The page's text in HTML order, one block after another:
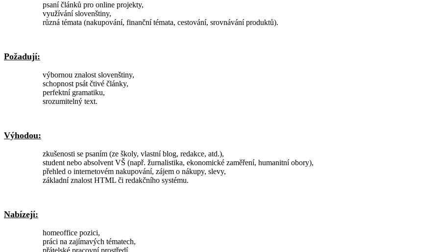
psaní článků pro online projekty,
využívání slovenštiny,
různá témata (nakupování, finanční témata, cestování, srovnávání produktů).
Požadují:
výbornou znalost slovenštiny,
schopnost psát čtivé články,
perfektní gramatiku,
srozumitelný text.
Výhodou:
zkušenosti se psaním (ze školy, vlastní blog, redakce, atd.),
student nebo absolvent VŠ (např. žurnalistika, ekonomické zaměření, humanitní obory),
přehled o internetovém nakupování, zájem o nákupy, slevy,
základní znalost HTML či redakčního systému.
Nabízejí:
homeoffice pozici,
práci na zajímavých tématech,
přátelské pracovní prostředí,